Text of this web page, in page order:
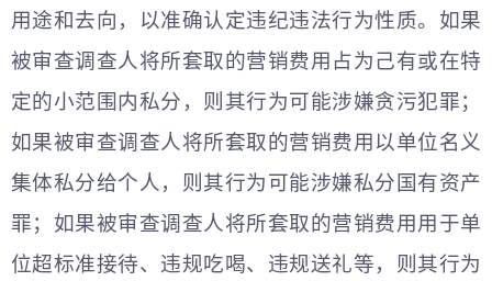
用途和去向，以准确认定违纪违法行为性质。如果
被审查调查人将所套取的营销费用占为己有或在特
定的小范围内私分，则其行为可能涉嫌贪污犯罪；
如果被审查调查人将所套取的营销费用以单位名义
集体私分给个人，则其行为可能涉嫌私分国有资产
罪；如果被审查调查人将所套取的营销费用用于单
位超标准接待、违规吃喝、违规送礼等，则其行为